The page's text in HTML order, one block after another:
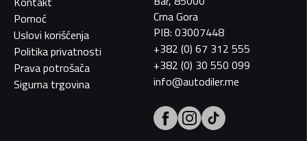
Pomoć
Uslovi korišćenja
Politika privatnosti
Prava potrošača
Sigurna trgovina
Crna Gora
PIB: 03007448
+382 (0) 67 312 555
+382 (0) 30 550 099
info@autodiler.me